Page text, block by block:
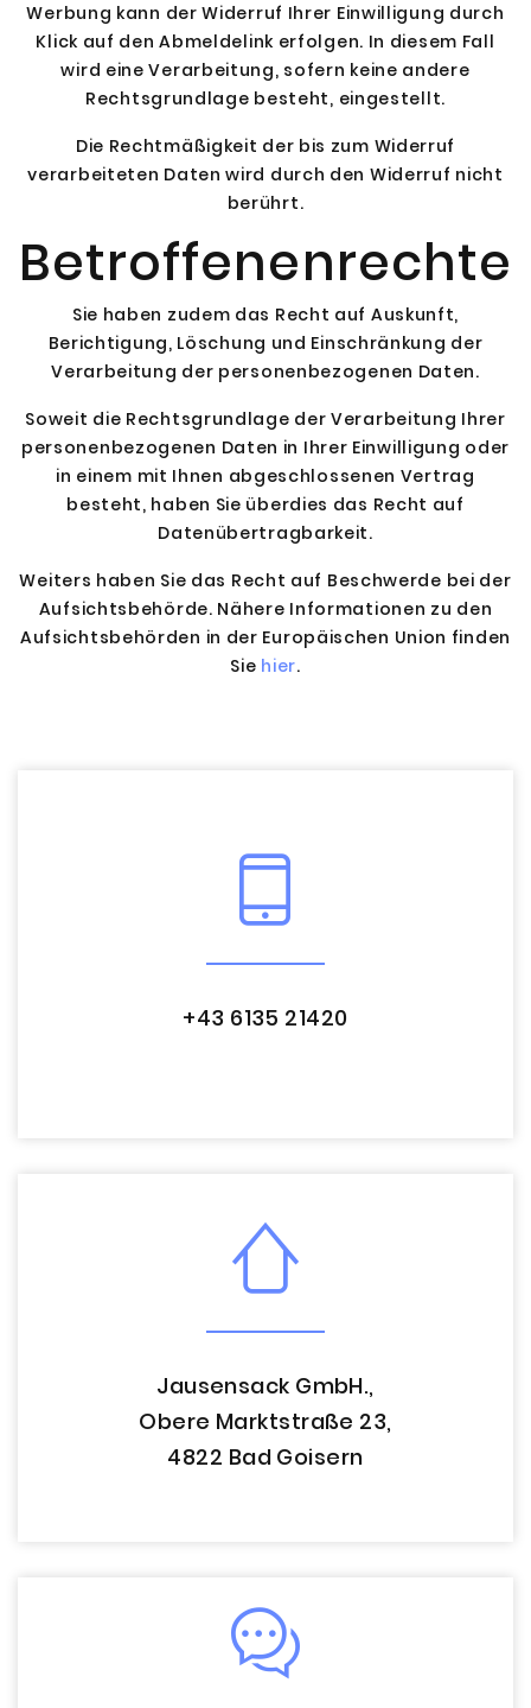
Werbung kann der Widerruf Ihrer Einwilligung durch
Klick auf den Abmeldelink erfolgen. In diesem Fall
wird eine Verarbeitung, sofern keine andere
Rechtsgrundlage besteht, eingestellt.
Die Rechtmäßigkeit der bis zum Widerruf
verarbeiteten Daten wird durch den Widerruf nicht
berührt.
Betroffenenrechte
Sie haben zudem das Recht auf Auskunft,
Berichtigung, Löschung und Einschränkung der
Verarbeitung der personenbezogenen Daten.
Soweit die Rechtsgrundlage der Verarbeitung Ihrer
personenbezogenen Daten in Ihrer Einwilligung oder
in einem mit Ihnen abgeschlossenen Vertrag
besteht, haben Sie überdies das Recht auf
Datenübertragbarkeit.
Weiters haben Sie das Recht auf Beschwerde bei der
Aufsichtsbehörde. Nähere Informationen zu den
Aufsichtsbehörden in der Europäischen Union finden
Sie hier.
+43 6135 21420
Jausensack GmbH.,
Obere Marktstraße 23,
4822 Bad Goisern